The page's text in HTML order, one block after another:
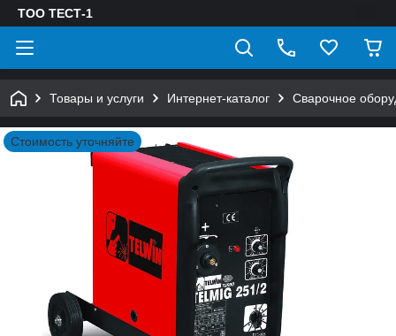
ТОО ТЕСТ-1
Товары и услуги Интернет-каталог Сварочное
Стоимость уточняйте